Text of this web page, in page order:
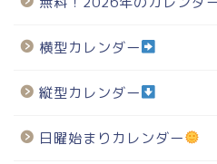
横型カレンダー
縦型カレンダー
日曜始まりカレンダー